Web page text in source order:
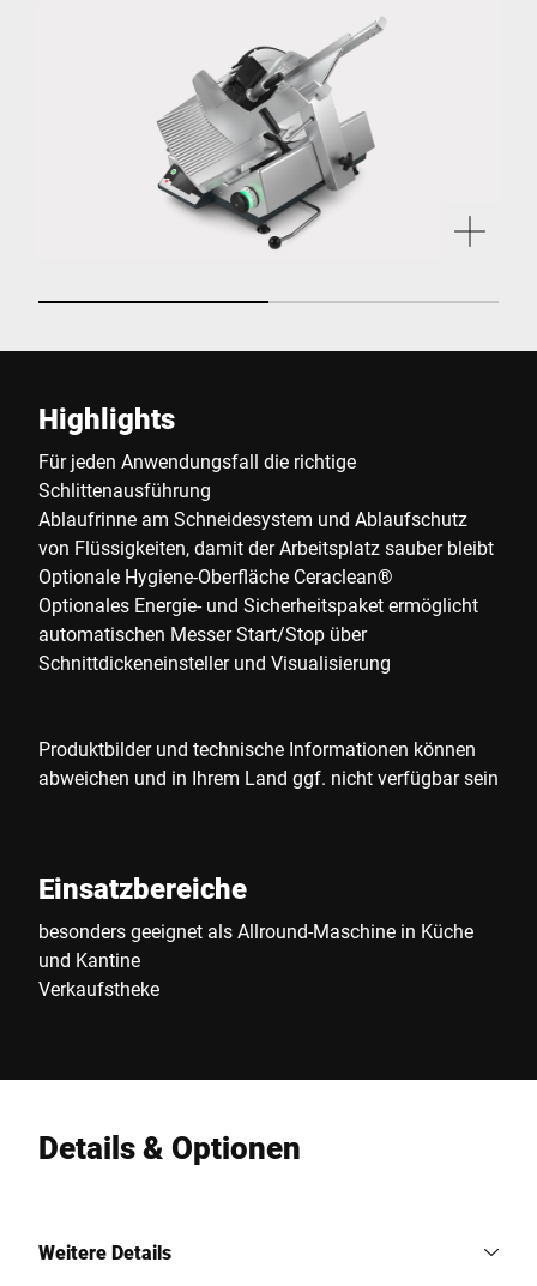
Highlights
Für jeden Anwendungsfall die richtige
Schlittenausführung
Ablaufrinne am Schneidesystem und Ablaufschutz
von Flüssigkeiten, damit der Arbeitsplatz sauber bleibt
Optionale Hygiene-Oberfläche Ceraclean®
Optionales Energie- und Sicherheitspaket ermöglicht
automatischen Messer Start/Stop über
Schnittdickeneinsteller und Visualisierung
Produktbilder und technische Informationen können
abweichen und in Ihrem Land ggf. nicht verfügbar sein
Einsatzbereiche
besonders geeignet als Allround-Maschine in Küche
und Kantine
Verkaufstheke
Details & Optionen
Weitere Details